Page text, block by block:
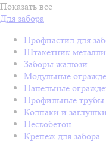
Показать все
Для забора
Профнастил для
Штакетник
Заборы жалюзи
Модульные
Панельные
Профильные трубы
Колпаки и
Пескобетон
Крепеж для забора